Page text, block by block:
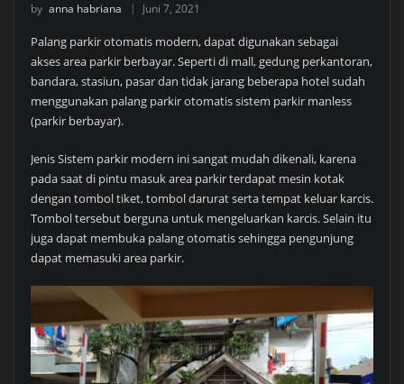
by anna habriana Juni 7, 2021
Palang parkir otomatis modern, dapat digunakan sebagai
akses area parkir berbayar. Seperti di mall, gedung perkantoran,
bandara, stasiun, pasar dan tidak jarang beberapa hotel sudah
menggunakan palang parkir otomatis sistem parkir manless
(parkir berbayar).
Jenis Sistem parkir modern ini sangat mudah dikenali, karena
pada saat di pintu masuk area parkir terdapat mesin kotak
dengan tombol tiket, tombol darurat serta tempat keluar karcis.
Tombol tersebut berguna untuk mengeluarkan karcis. Selain itu
juga dapat membuka palang otomatis sehingga pengunjung
dapat memasuki area parkir.